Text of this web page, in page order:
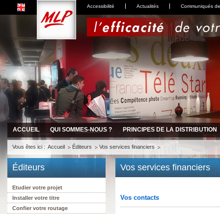
Accessibilité Actualités Communiqués
ACCUEIL QUI SOMMES-NOUS ? PRINCIPES DE LA DISTRIBUTION
Vous êtes ici : Accueil Éditeurs Vos services financiers
Éditeurs
Etudier votre projet
Installer votre titre
Confier votre routage
Vos services financiers
Vos contacts